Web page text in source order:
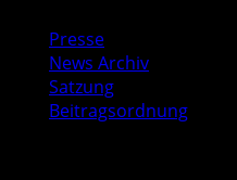
Presse
News Archiv
Satzung
Beitragsordnung